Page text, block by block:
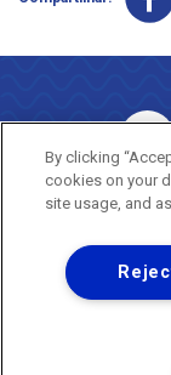
By clicking
cookies on your
site usage, and